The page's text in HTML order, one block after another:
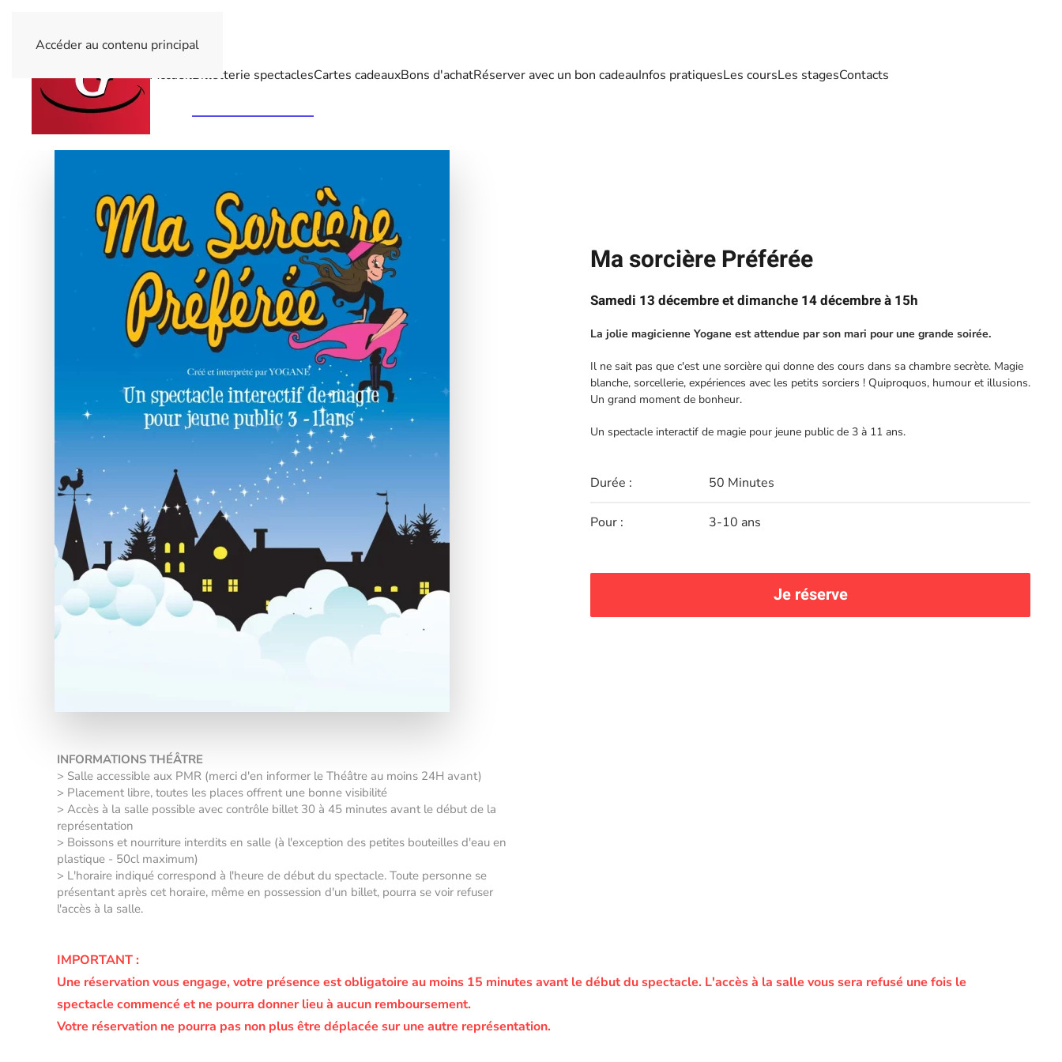
Accéder au contenu principal
AccueilBilletterie spectaclesCartes cadeauxBons d'achatRéserver avec un bon cadeauInfos pratiquesLes coursLes stagesContacts
Ma sorcière Préférée
Samedi 13 décembre et dimanche 14 décembre à 15h
La jolie magicienne Yogane est attendue par son mari pour une grande soirée.
Il ne sait pas que c'est une sorcière qui donne des cours dans sa chambre secrète. Magie
blanche, sorcellerie, expériences avec les petits sorciers ! Quiproquos, humour et illusions.
Un grand moment de bonheur.
Un spectacle interactif de magie pour jeune public de 3 à 11 ans.
Durée : 50 Minutes
Pour : 3-10 ans
Je réserve
INFORMATIONS THÉÂTRE
> Salle accessible aux PMR (merci d'en informer le Théâtre au moins 24H avant)
> Placement libre, toutes les places offrent une bonne visibilité
> Accès à la salle possible avec contrôle billet 30 à 45 minutes avant le début de la
représentation
> Boissons et nourriture interdits en salle (à l'exception des petites bouteilles d'eau en
plastique - 50cl maximum)
> L'horaire indiqué correspond à l'heure de début du spectacle. Toute personne se
présentant après cet horaire, même en possession d'un billet, pourra se voir refuser
l'accès à la salle.
IMPORTANT :
Une réservation vous engage, votre présence est obligatoire au moins 15 minutes avant le début du spectacle. L'accès à la salle vous sera refusé une fois le
spectacle commencé et ne pourra donner lieu à aucun remboursement.
Votre réservation ne pourra pas non plus être déplacée sur une autre représentation.